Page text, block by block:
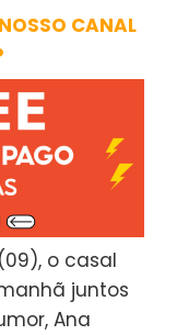
CANAL
o casal
juntos
Ana